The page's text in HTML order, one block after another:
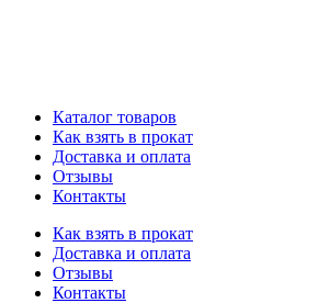
Каталог товаров
Как взять в прокат
Доставка и оплата
Отзывы
Контакты
Как взять в прокат
Доставка и оплата
Отзывы
Контакты